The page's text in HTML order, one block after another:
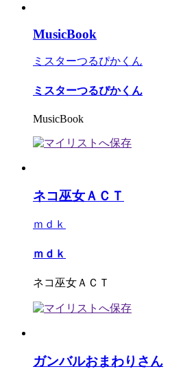
MusicBook
ミスターつるぴかくん
ミスターつるぴかくん
MusicBook
ネコ巫女ＡＣＴ
ｍｄｋ
ｍｄｋ
ネコ巫女ＡＣＴ
ガンバルおまわりさん